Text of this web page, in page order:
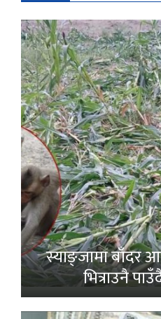
स्याङ्जामा बाँदर
भित्राउनै